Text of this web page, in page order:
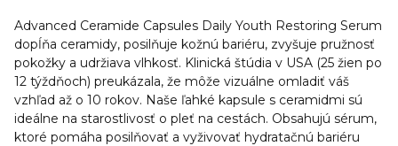
Advanced Ceramide Capsules Daily Youth Restoring Serum
dopĺňa ceramidy, posilňuje kožnú bariéru, zvyšuje pružnosť
pokožky a udržiava vlhkosť. Klinická štúdia v USA (25 žien po
12 týždňoch) preukázala, že môže vizuálne omladiť váš
vzhľad až o 10 rokov. Naše ľahké kapsule s ceramidmi sú
ideálne na starostlivosť o pleť na cestách. Obsahujú sérum,
ktoré pomáha posilňovať a vyživovať hydratačnú bariéru